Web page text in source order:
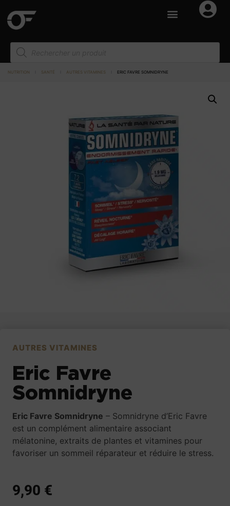
NUTRITION SANTÉ AUTRES VITAMINES ERIC FAVRE SOMNIDRYNE
AUTRES VITAMINES
Eric Favre
Somnidryne
Eric Favre Somnidryne – Somnidryne d’Eric Favre
est un complément alimentaire associant
mélatonine, extraits de plantes et vitamines pour
favoriser un sommeil réparateur et réduire le stress.
9,90 €